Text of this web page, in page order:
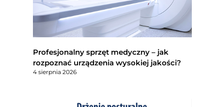
Profesjonalny sprzęt medyczny – jak
rozpoznać urządzenia wysokiej jakości?
4 sierpnia 2026